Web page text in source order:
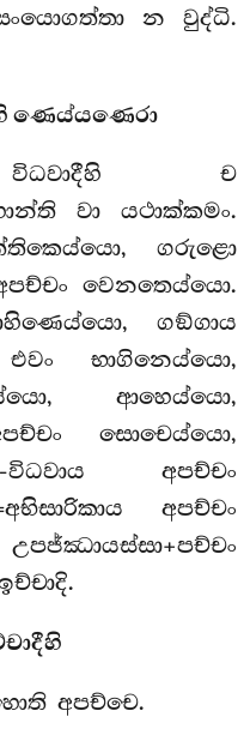
න වුද්ධි.
ණෙය්යණෙරා
ච
වා යථාක්කමං.
ගරුළො
වෙනතෙය්යො.
ගඞ්ගාය
භාගිනෙය්යො,
ආහෙය්යො,
සොචෙය්යො,
අපච්චං
අපච්චං
අපච්චෙ.